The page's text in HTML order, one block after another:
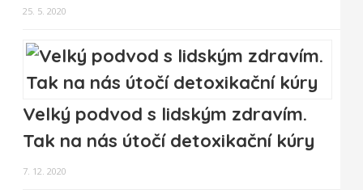
25. 5. 2020
Velký podvod s lidským zdravím.
Tak na nás útočí detoxikační kúry
7. 12. 2020